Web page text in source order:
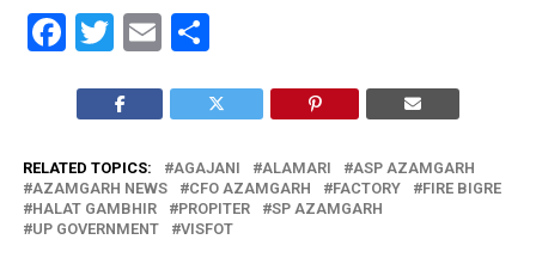
Facebook
Twitter
EmailShare
RELATED TOPICS: AGAJANI ALAMARI
ASP AZAMGARH
AZAMGARH NEWS
CFO AZAMGARH FACTORY
FIRE BIGRE
HALAT GAMBHIR
PROPITER
SP AZAMGARH
UP GOVERNMENT
VISFOT